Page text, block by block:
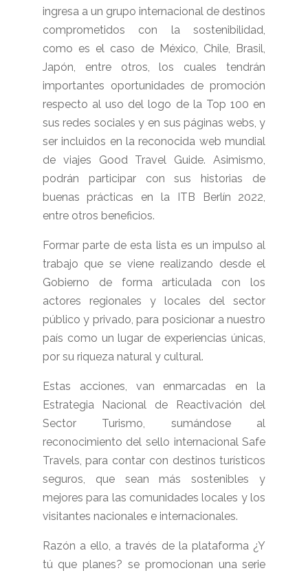
ingresa a un grupo internacional de destinos
comprometidos con la sostenibilidad,
como es el caso de México, Chile, Brasil,
Japón, entre otros, los cuales tendrán
importantes oportunidades de promoción
respecto al uso del logo de la Top 100 en
sus redes sociales y en sus páginas webs, y
ser incluidos en la reconocida web mundial
de viajes Good Travel Guide. Asimismo,
podrán participar con sus historias de
buenas prácticas en la ITB Berlín 2022,
entre otros beneficios.
Formar parte de esta lista es un impulso al
trabajo que se viene realizando desde el
Gobierno de forma articulada con los
actores regionales y locales del sector
público y privado, para posicionar a nuestro
país como un lugar de experiencias únicas,
por su riqueza natural y cultural.
Estas acciones, van enmarcadas en la
Estrategia Nacional de Reactivación del
Sector Turismo, sumándose al
reconocimiento del sello internacional Safe
Travels, para contar con destinos turísticos
seguros, que sean más sostenibles y
mejores para las comunidades locales y los
visitantes nacionales e internacionales.
Razón a ello, a través de la plataforma ¿Y
tú que planes? se promocionan una serie